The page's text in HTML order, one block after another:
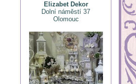
Elizabet Dekor
Dolní náměstí 37
Olomouc